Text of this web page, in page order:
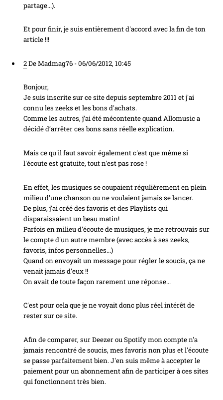
partage...).
Et pour finir, je suis entièrement d'accord avec la fin de ton
article !!!
2De Madmag76 -06/06/2012, 10:45
Bonjour,
Je suis inscrite sur ce site depuis septembre 2011 et j'ai
connu les zeeks et les bons d'achats.
Comme les autres, j'ai été mécontente quand Allomusic a
décidé d’arrêter ces bons sans réelle explication.
Mais ce qu'il faut savoir également c'est que même si
l'écoute est gratuite, tout n'est pas rose !
En effet, les musiques se coupaient régulièrement en plein
milieu d'une chanson ou ne voulaient jamais se lancer.
De plus, j'ai créé des favoris et des Playlists qui
disparaissaient un beau matin!
Parfois en milieu d'écoute de musiques, je me retrouvais sur
le compte d'un autre membre (avec accès à ses zeeks,
favoris, infos personnelles...)
Quand on envoyait un message pour régler le soucis, ça ne
venait jamais d'eux !!
On avait de toute façon rarement une réponse...
C'est pour cela que je ne voyait donc plus réel intérêt de
rester sur ce site.
Afin de comparer, sur Deezer ou Spotify mon compte n'a
jamais rencontré de soucis, mes favoris non plus et l'écoute
se passe parfaitement bien. J'en suis même à accepter le
paiement pour un abonnement afin de participer à ces sites
qui fonctionnent très bien.